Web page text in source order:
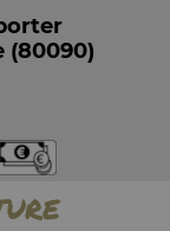
(80090)